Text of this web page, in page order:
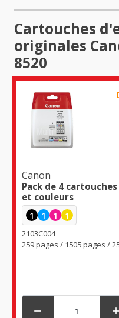
Cartouches
originales
8520
Canon
Pack de 4
et couleurs
1 1 1 1
2103C004
259 pages / 1505 pages /
 